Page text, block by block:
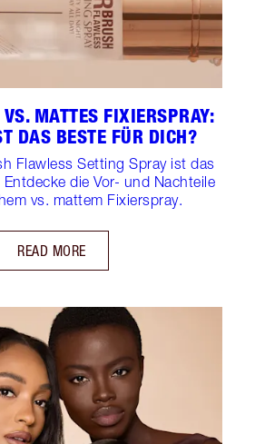
MATTES FIXIERSPRAY:
DAS BESTE FÜR DICH?
Flawless Setting Spray ist das
die Vor- und Nachteile
vs. mattem Fixierspray.
READ MORE